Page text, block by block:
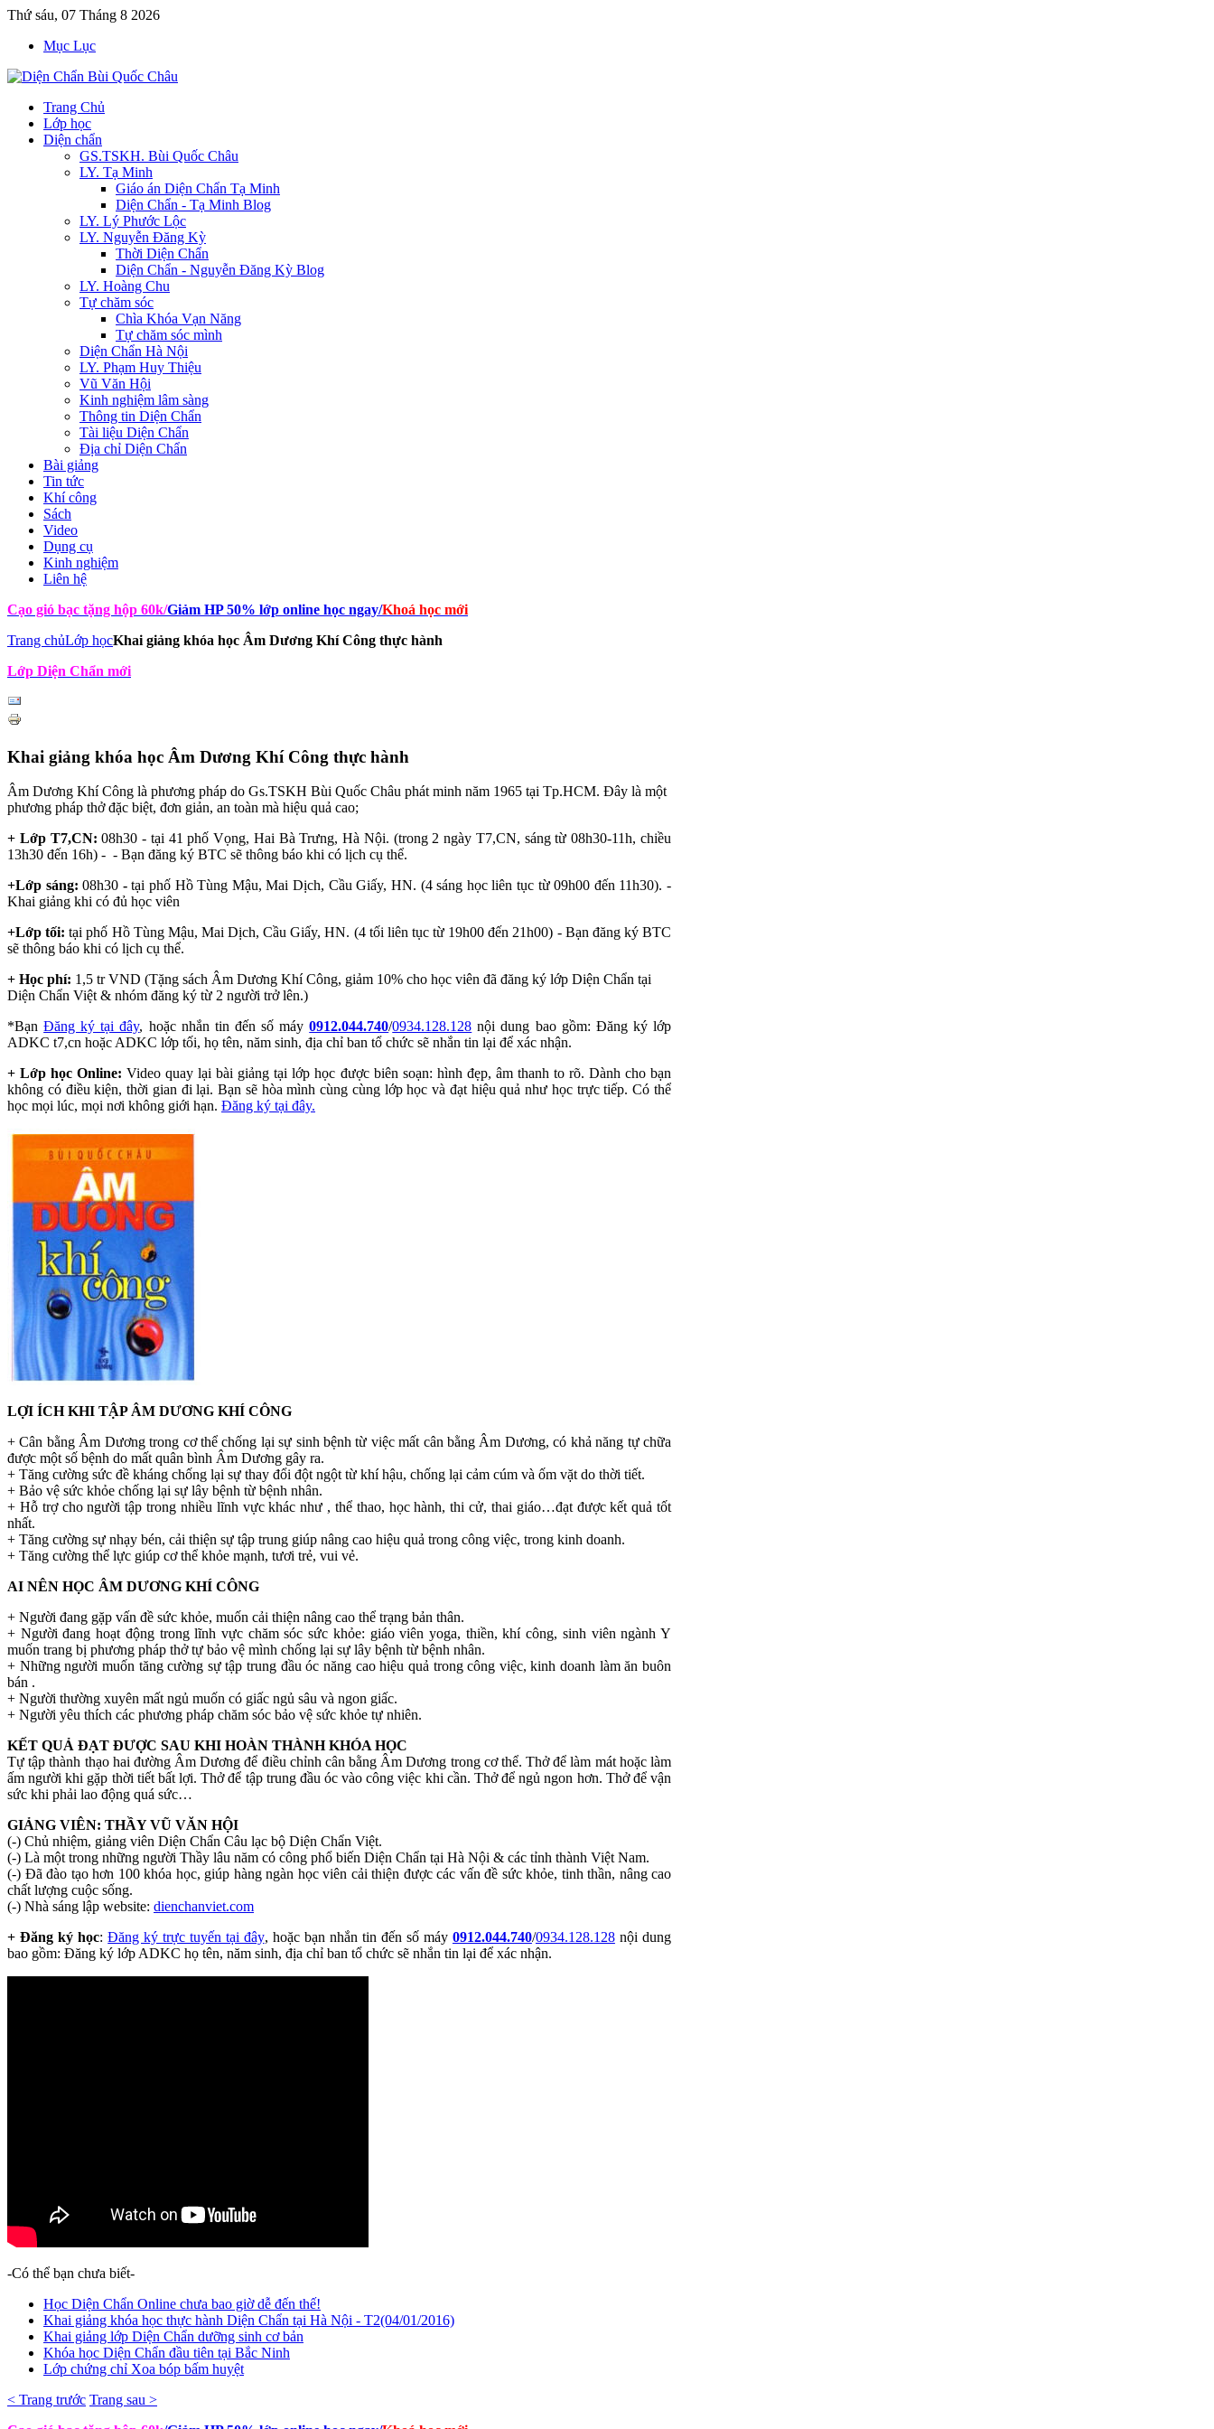
Thứ sáu, 07 Tháng 8 2026
Mục Lục
Trang Chủ
Lớp học
Diện chẩn
GS.TSKH. Bùi Quốc Châu
LY. Tạ Minh
Giáo án Diện Chẩn Tạ Minh
Diện Chẩn - Tạ Minh Blog
LY. Lý Phước Lộc
LY. Nguyễn Đăng Kỳ
Thời Diện Chẩn
Diện Chẩn - Nguyễn Đăng Kỳ Blog
LY. Hoàng Chu
Tự chăm sóc
Chìa Khóa Vạn Năng
Tự chăm sóc mình
Diện Chẩn Hà Nội
LY. Phạm Huy Thiệu
Vũ Văn Hội
Kinh nghiệm lâm sàng
Thông tin Diện Chẩn
Tài liệu Diện Chẩn
Địa chỉ Diện Chẩn
Bài giảng
Tin tức
Khí công
Sách
Video
Dụng cụ
Kinh nghiệm
Liên hệ
Cạo gió bạc tặng hộp 60k/Giảm HP 50% lớp online học ngay/Khoá học mới
Trang chủLớp họcKhai giảng khóa học Âm Dương Khí Công thực hành
Lớp Diện Chẩn mới
Khai giảng khóa học Âm Dương Khí Công thực hành
Âm Dương Khí Công là phương pháp do Gs.TSKH Bùi Quốc Châu phát minh năm 1965 tại Tp.HCM. Đây là một
phương pháp thở đặc biệt, đơn giản, an toàn mà hiệu quả cao;
+ Lớp T7,CN: 08h30 - tại 41 phố Vọng, Hai Bà Trưng, Hà Nội. (trong 2 ngày T7,CN, sáng từ 08h30-11h, chiều
13h30 đến 16h) - - Bạn đăng ký BTC sẽ thông báo khi có lịch cụ thể.
+Lớp sáng:08h30 - tại phố Hồ Tùng Mậu, Mai Dịch, Cầu Giấy, HN. (4 sáng học liên tục từ 09h00 đến 11h30). -
Khai giảng khi có đủ học viên
+Lớp tối: tại phố Hồ Tùng Mậu, Mai Dịch, Cầu Giấy, HN. (4 tối liên tục từ 19h00 đến 21h00) - Bạn đăng ký BTC
sẽ thông báo khi có lịch cụ thể.
+ Học phí: 1,5 tr VND (Tặng sách Âm Dương Khí Công, giảm 10% cho học viên đã đăng ký lớp Diện Chẩn tại
Diện Chẩn Việt & nhóm đăng ký từ 2 người trở lên.)
*BạnĐăng ký tại đây, hoặc nhắn tin đến số máy0912.044.740/0934.128.128 nội dung bao gồm: Đăng ký lớp
ADKC t7,cn hoặc ADKC lớp tối, họ tên, năm sinh, địa chỉ ban tổ chức sẽ nhắn tin lại để xác nhận.
+ Lớp học Online: Video quay lại bài giảng tại lớp học được biên soạn: hình đẹp, âm thanh to rõ. Dành cho bạn
không có điều kiện, thời gian đi lại. Bạn sẽ hòa mình cùng cùng lớp học và đạt hiệu quả như học trực tiếp. Có thể
học mọi lúc, mọi nơi không giới hạn. Đăng ký tại đây.
LỢI ÍCH KHI TẬP ÂM DƯƠNG KHÍ CÔNG
+ Cân bằng Âm Dương trong cơ thể chống lại sự sinh bệnh từ việc mất cân bằng Âm Dương, có khả năng tự chữa
được một số bệnh do mất quân bình Âm Dương gây ra.
+ Tăng cường sức đề kháng chống lại sự thay đổi đột ngột từ khí hậu, chống lại cảm cúm và ốm vặt do thời tiết.
+ Bảo vệ sức khỏe chống lại sự lây bệnh từ bệnh nhân.
+ Hỗ trợ cho người tập trong nhiều lĩnh vực khác như , thể thao, học hành, thi cử, thai giáo…đạt được kết quả tốt
nhất.
+ Tăng cường sự nhạy bén, cải thiện sự tập trung giúp nâng cao hiệu quả trong công việc, trong kinh doanh.
+ Tăng cường thể lực giúp cơ thể khỏe mạnh, tươi trẻ, vui vẻ.
AI NÊN HỌC ÂM DƯƠNG KHÍ CÔNG
+ Người đang gặp vấn đề sức khỏe, muốn cải thiện nâng cao thể trạng bản thân.
+ Người đang hoạt động trong lĩnh vực chăm sóc sức khỏe: giáo viên yoga, thiền, khí công, sinh viên ngành Y
muốn trang bị phương pháp thở tự bảo vệ mình chống lại sự lây bệnh từ bệnh nhân.
+ Những người muốn tăng cường sự tập trung đầu óc năng cao hiệu quả trong công việc, kinh doanh làm ăn buôn
bán .
+ Người thường xuyên mất ngủ muốn có giấc ngủ sâu và ngon giấc.
+ Người yêu thích các phương pháp chăm sóc bảo vệ sức khỏe tự nhiên.
KẾT QUẢ ĐẠT ĐƯỢC SAU KHI HOÀN THÀNH KHÓA HỌC
Tự tập thành thạo hai đường Âm Dương để điều chỉnh cân bằng Âm Dương trong cơ thể. Thở để làm mát hoặc làm
ấm người khi gặp thời tiết bất lợi. Thở để tập trung đầu óc vào công việc khi cần. Thở để ngủ ngon hơn. Thở để vận
sức khi phải lao động quá sức…
GIẢNG VIÊN: THẦY VŨ VĂN HỘI
(-) Chủ nhiệm, giảng viên Diện Chẩn Câu lạc bộ Diện Chẩn Việt.
(-) Là một trong những người Thầy lâu năm có công phổ biến Diện Chẩn tại Hà Nội & các tỉnh thành Việt Nam.
(-) Đã đào tạo hơn 100 khóa học, giúp hàng ngàn học viên cải thiện được các vấn đề sức khỏe, tinh thần, nâng cao
chất lượng cuộc sống.
(-) Nhà sáng lập website: dienchanviet.com
+ Đăng ký học:Đăng ký trực tuyến tại đây, hoặc bạn nhắn tin đến số máy 0912.044.740/0934.128.128 nội dung
bao gồm: Đăng ký lớp ADKC họ tên, năm sinh, địa chỉ ban tổ chức sẽ nhắn tin lại để xác nhận.
-Có thể bạn chưa biết-
Học Diện Chẩn Online chưa bao giờ dễ đến thế!
Khai giảng khóa học thực hành Diện Chẩn tại Hà Nội - T2(04/01/2016)
Khai giảng lớp Diện Chẩn dưỡng sinh cơ bản
Khóa học Diện Chẩn đầu tiên tại Bắc Ninh
Lớp chứng chỉ Xoa bóp bấm huyệt
< Trang trước Trang sau >